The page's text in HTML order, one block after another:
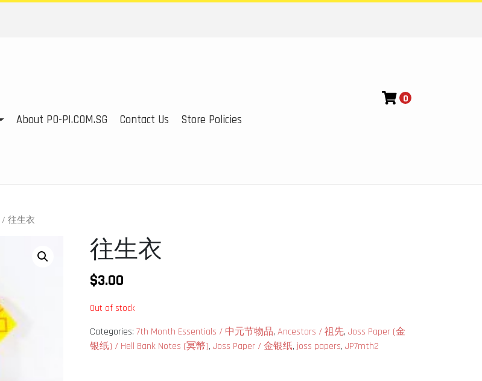
0
About PO-PI.COM.SG Contact Us Store Policies
/ 往生衣
往生衣
$3.00
Out of stock
Categories:7th Month Essentials / 中元节物品,Ancestors / 祖先,Joss Paper (金
银纸) / Hell Bank Notes (冥幣),Joss Paper / 金银纸, joss papers,JP7mth2